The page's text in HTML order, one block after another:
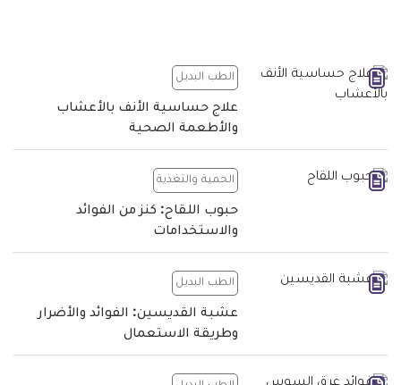
الطب البديل
علاج حساسية الأنف بالأعشاب
والأطعمة الصحية
الحمية والتغذية
حبوب اللقاح: كنز من الفوائد
والاستخدامات
الطب البديل
عشبة القديسين: الفوائد والأضرار
وطريقة الاستعمال